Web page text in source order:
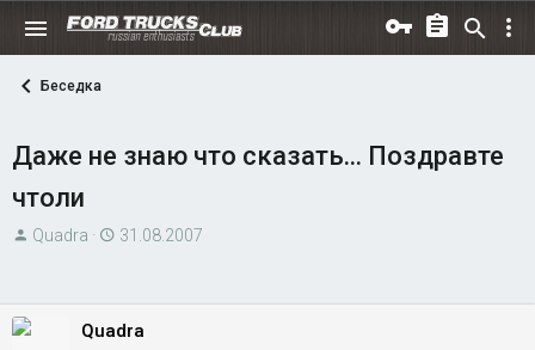
Беседка
Даже не знаю что сказать... Поздравте
чтоли
А
Quadra
Д
н
31.08.2007
Quadra